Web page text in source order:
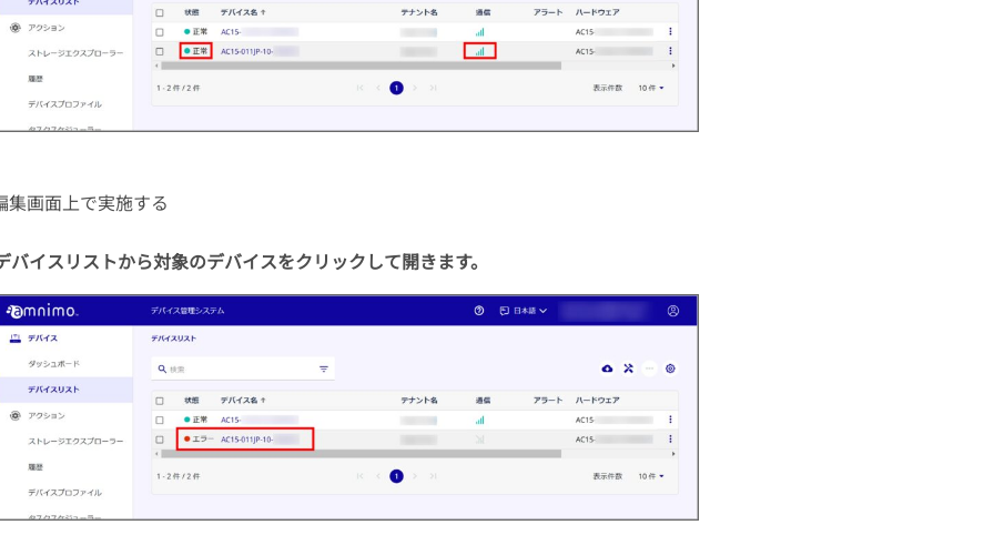
集画面上で実施する
バイスリストから対象のデバイスをクリックして開きます。